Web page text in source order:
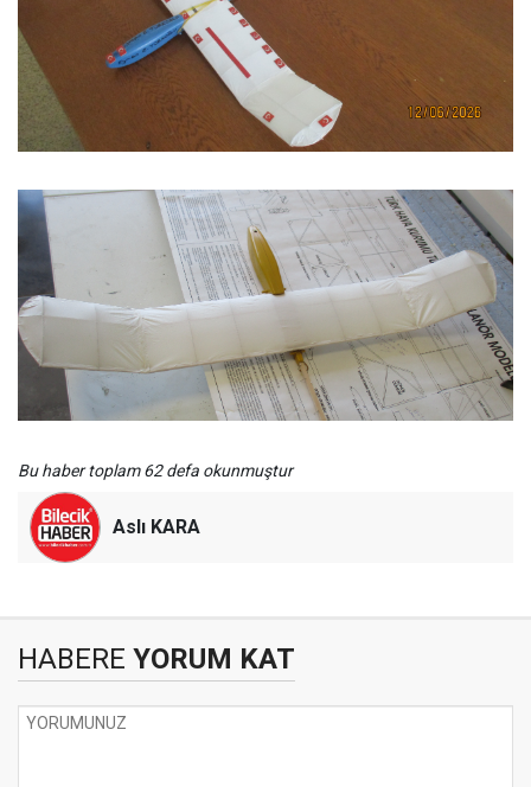
Bu haber toplam 62 defa okunmuştur
Aslı KARA
HABERE YORUM KAT